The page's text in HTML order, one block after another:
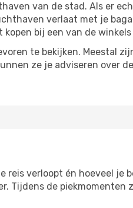
van de stad. Als er
verlaat met je
bij een van de
te bekijken. Meestal
ze je adviseren over
verloopt én hoeveel je
Tijdens de piekmomenten